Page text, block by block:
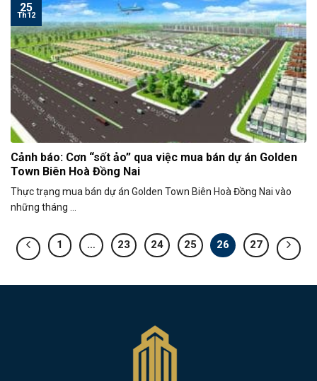
Cảnh báo: Cơn “sốt ảo” qua việc mua bán dự án Golden
Town Biên Hoà Đồng Nai
Thực trạng mua bán dự án Golden Town Biên Hoà Đồng Nai vào
những tháng ...
25
Th12
1 … 23 24 25 26 27